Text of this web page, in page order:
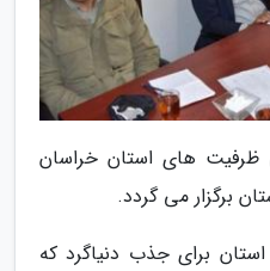
ظرفیت های استان خراسان
برگزار می گردد.
برای جذب دنیاگرد که